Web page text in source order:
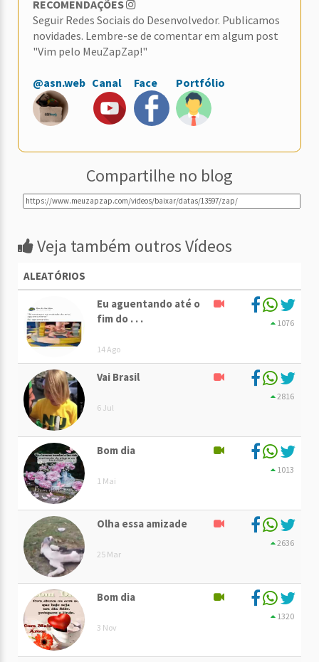
RECOMENDAÇÕES
Seguir Redes Sociais do Desenvolvedor. Publicamos
novidades. Lembre-se de comentar em algum post
"Vim pelo MeuZapZap!"
@asn.web Canal Face Portfólio
Compartilhe no blog
Veja também outros Vídeos
ALEATÓRIOS
Eu aguentando até o
fim do . . .
14 Ago
1076
Vai Brasil
6 Jul
2816
Bom dia
1 Mai
1013
Olha essa amizade
25 Mar
2636
Bom dia
3 Nov
1320